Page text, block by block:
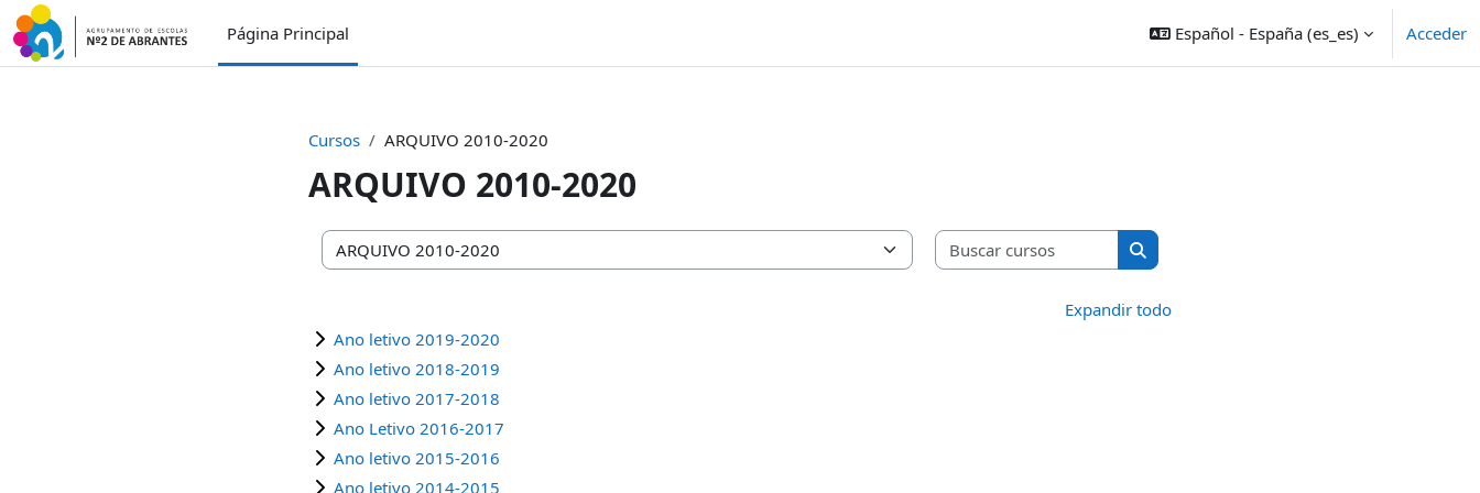
Salta al contenido principal
Página Principal
Español - España ‎(es_es)‎ Acceder
Cursos ARQUIVO 2010-2020
ARQUIVO 2010-2020
Categorías
Buscar cursos
Buscar cursos
Expandir todo
Ano letivo 2019-2020
Ano letivo 2018-2019
Ano letivo 2017-2018
Ano Letivo 2016-2017
Ano letivo 2015-2016
Ano letivo 2014-2015